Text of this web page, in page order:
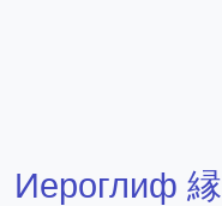
Иероглиф 縁